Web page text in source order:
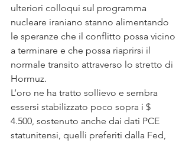
ulteriori colloqui sul programma
nucleare iraniano stanno alimentando
le speranze che il conflitto possa vicino
a terminare e che possa riaprirsi il
normale transito attraverso lo stretto di
Hormuz.
L’oro ne ha tratto sollievo e sembra
essersi stabilizzato poco sopra i $
4.500, sostenuto anche dai dati PCE
statunitensi, quelli preferiti dalla Fed,